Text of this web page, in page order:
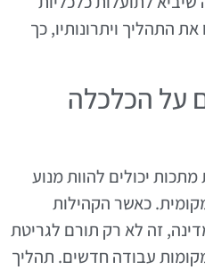
התהליך ויתרונותיו, כך
על הכלכלה
יכולים להוות מנוע
כאשר הקהילות
זה לא רק תורם לגריטת
עבודה חדשים. תהליך